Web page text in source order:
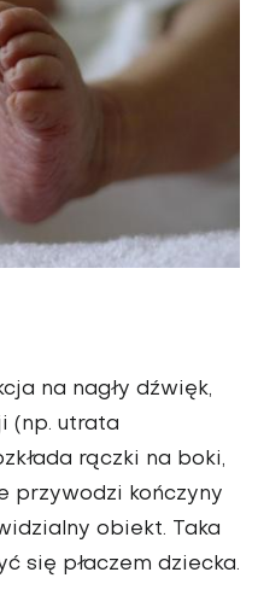
na nagły dźwięk,
(np. utrata
rączki na boki,
przywodzi kończyny
obiekt. Taka
się płaczem dziecka.